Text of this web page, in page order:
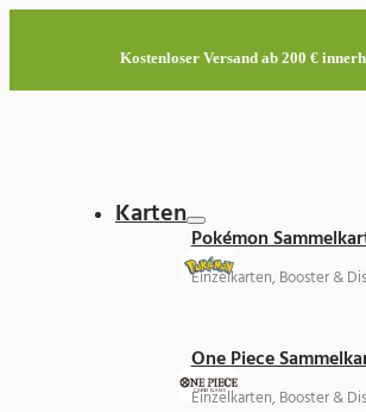
Kostenloser Versand ab 200 €
Karten
Pokémon
Einzelkarten, Booster &
One Piece
Einzelkarten, Booster &